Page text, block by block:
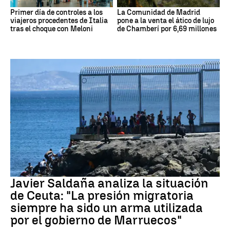
Primer día de controles a los
viajeros procedentes de Italia
tras el choque con Meloni
La Comunidad de Madrid
pone a la venta el ático de lujo
de Chamberí por 6,69 millones
Crisis migratoria Ceuta
Javier Saldaña analiza la situación
de Ceuta: "La presión migratoria
siempre ha sido un arma utilizada
por el gobierno de Marruecos"